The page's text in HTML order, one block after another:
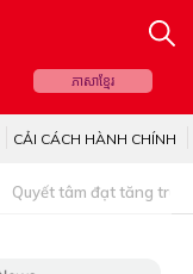
ភាសាខ្មែរ
CẢI CÁCH HÀNH CHÍNH
Quyết tâm đạt tăng